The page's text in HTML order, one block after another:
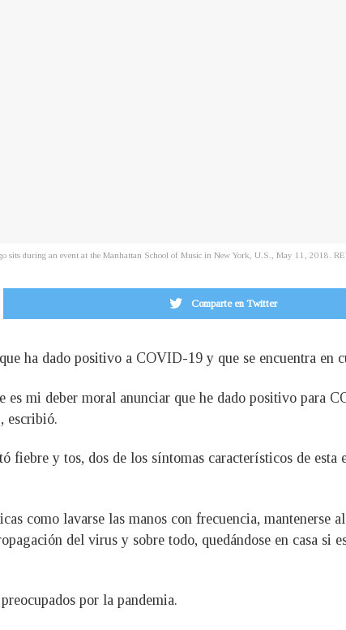
sits during an event at the Manhattan School of Music in New York, U.S., May 11, 2018.
Comparte en Twitter
ha dado positivo a COVID-19 y que se encuentra en
es mi deber moral anunciar que he dado positivo para
escribió.
y tos, dos de los síntomas característicos de esta
como lavarse las manos con frecuencia, mantenerse
del virus y sobre todo, quedándose en casa si
por la pandemia.